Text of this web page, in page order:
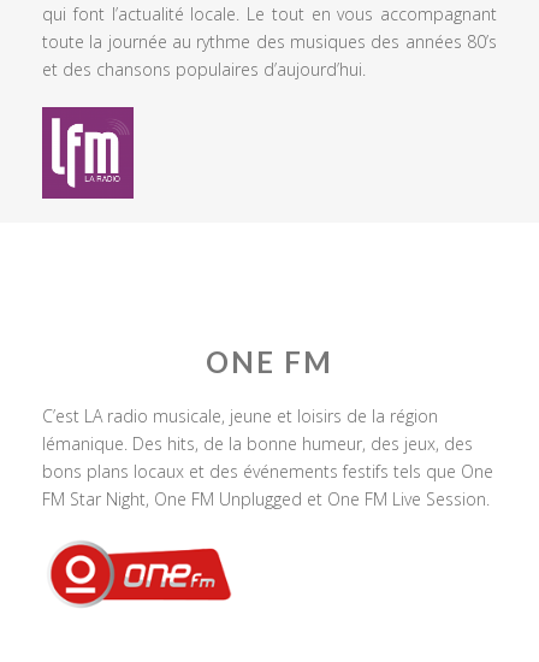
qui font l’actualité locale. Le tout en vous accompagnant
toute la journée au rythme des musiques des années 80’s
et des chansons populaires d’aujourd’hui.
ONE FM
C’est LA radio musicale, jeune et loisirs de la région
lémanique. Des hits, de la bonne humeur, des jeux, des
bons plans locaux et des événements festifs tels que One
FM Star Night, One FM Unplugged et One FM Live Session.